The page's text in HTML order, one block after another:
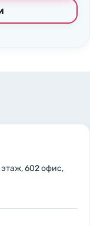
602 офис,